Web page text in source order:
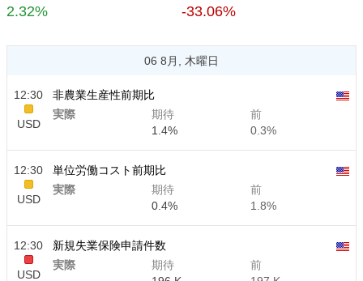
2.32% -33.06%
06 8月, 木曜日
12:30
USD
非農業生産性前期比
実際
期待
1.4%
前
0.3%
12:30
USD
単位労働コスト前期比
実際
期待
0.4%
前
1.8%
12:30
USD
新規失業保険申請件数
実際
期待
前